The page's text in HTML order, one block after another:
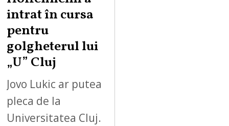
intrat în cursa
pentru
golgheterul lui
„U” Cluj
Jovo Lukic ar putea
pleca de la
Universitatea Cluj.